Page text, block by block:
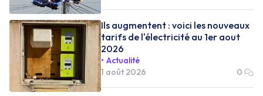
Ils augmentent : voici les nouveaux
tarifs de l'électricité au 1er aout
2026
Actualité
1 août 2026
0